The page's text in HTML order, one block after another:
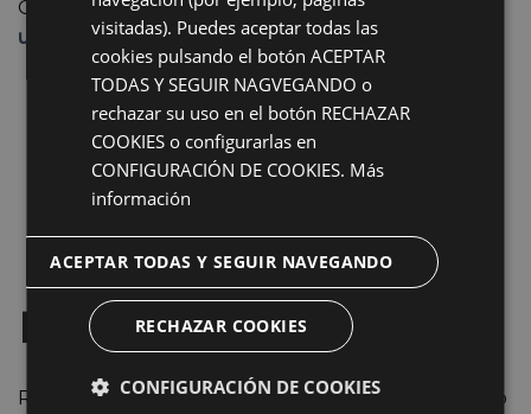
Ofrecemos una primera consulta gratuita.
una cita!
Pide tu 1ª Cita Gratuita
Rellena el formulario y nos pondremos en contacto
visitadas). Puedes aceptar todas las
cookies pulsando el botón ACEPTAR
TODAS Y SEGUIR NAGVEGANDO o
rechazar su uso en el botón RECHAZAR
COOKIES o configurarlas en
CONFIGURACIÓN DE COOKIES. Más
información
ACEPTAR TODAS Y SEGUIR NAVEGANDO
RECHAZAR COOKIES
CONFIGURACIÓN DE COOKIES